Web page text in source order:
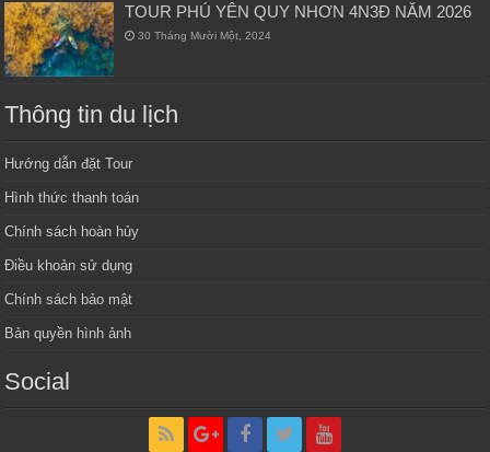
TOUR PHÚ YÊN QUY NHƠN 4N3Đ NĂM 2026
30 Tháng Mười Một, 2024
Thông tin du lịch
Hướng dẫn đặt Tour
Hình thức thanh toán
Chính sách hoàn hủy
Điều khoản sử dụng
Chính sách bảo mật
Bản quyền hình ảnh
Social